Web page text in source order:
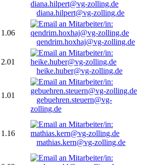
diana.hilpert@vg-zolling.de
1.06
qendrim.hoxhaj@vg-zolling.de
2.01
heike.huber@vg-zolling.de
1.01
gebuehren.steuern@vg-
zolling.de
1.16
mathias.kern@vg-zolling.de